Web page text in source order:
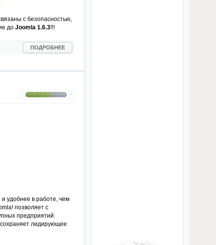
с безопасностью,
до Joomla 1.6.3!!!
ПОДРОБНЕЕ
удобнее в работе, чем
позволяет с
предприятий.
лидирующее